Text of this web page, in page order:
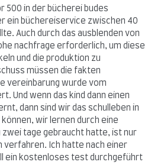
500 in der bücherei budes
ein büchereiservice zwischen 40
Auch durch das ausblenden von
nachfrage erforderlich, um diese
und die produktion zu
müssen die fakten
vereinbarung wurde vom
Und wenn das kind dann einen
dann sind wir das schulleben in
wir lernen durch eine
tage gebraucht hatte, ist nur
verfahren. Ich hatte nach einer
ein kostenloses test durchgeführt